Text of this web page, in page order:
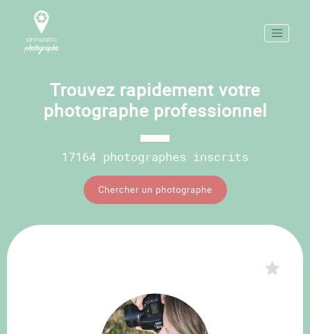
Trouvez rapidement votre
photographe professionnel
17164 photographes inscrits
Chercher un photographe